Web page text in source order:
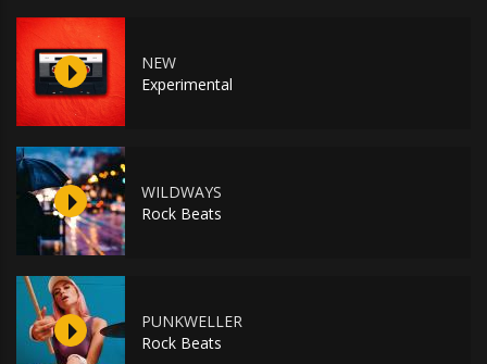
NEW
Experimental
WILDWAYS
Rock Beats
PUNKWELLER
Rock Beats